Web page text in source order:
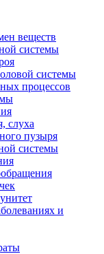
веществ
системы
системы
процессов
слуха
пузыря
системы
и